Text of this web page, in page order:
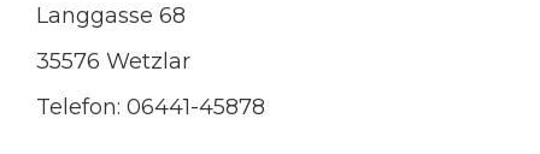
Langgasse 68
35576 Wetzlar
Telefon: 06441-45878